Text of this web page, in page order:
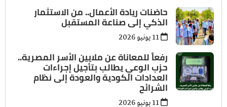
حاضنات ريادة الأعمال.. من الاستثمار
الذكي إلى صناعة المستقبل
رفعاً للمعاناة عن ملايين الأسر المصرية..
حزب الوعي يطالب بتأجيل إجراءات
العدادات الكودية والعودة إلى نظام
الشرائح